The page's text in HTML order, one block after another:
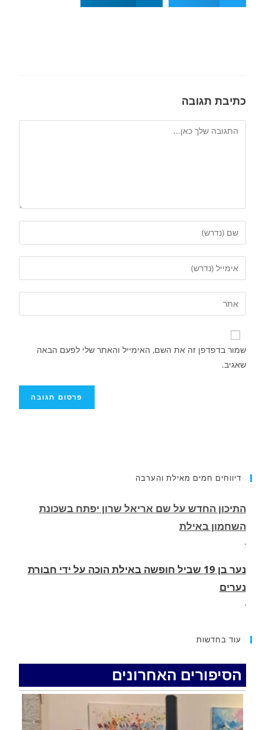
כתיבת תגובה
שמור בדפדפן זה את השם, האימייל והאתר שלי לפעם הבאה
שאגיב.
דיווחים חמים מאילת והערבה
נער בן 19 שביל חופשה באילת הוכה על ידי חבורת
נערים
.
שועל נצפה בלילה מסתובב ליד בית הספר ים סוף
בשכונת השחמון באילת
.
.
רכב התנגש במעקה בטיחות בכביש 90 בסמוך לעין
חצבה. פצועים
עוד בחדשות
הסיפורים האחרונים